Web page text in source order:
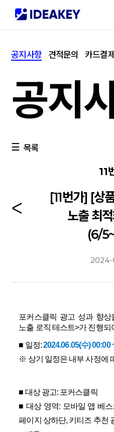
고객센터
공지사항 견적문의 카드결제
공지
목록
11
[11번가] [상
노출 최
(6/
포커스클릭 광고 성과 향
노출 로직 테스트>가 진행되
■ 일정:2024.06.05(수) 00:00
※ 상기 일정은 내부 사정에
■ 대상 광고: 포커스클릭
■ 대상 영역: 모바일 앱 베
페이지 상하단, 키티즈 추천